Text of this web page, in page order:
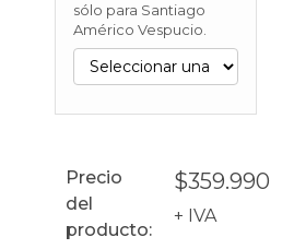
sólo para Santiago
Américo Vespucio.
Precio
del
producto:
$359.990
+ IVA